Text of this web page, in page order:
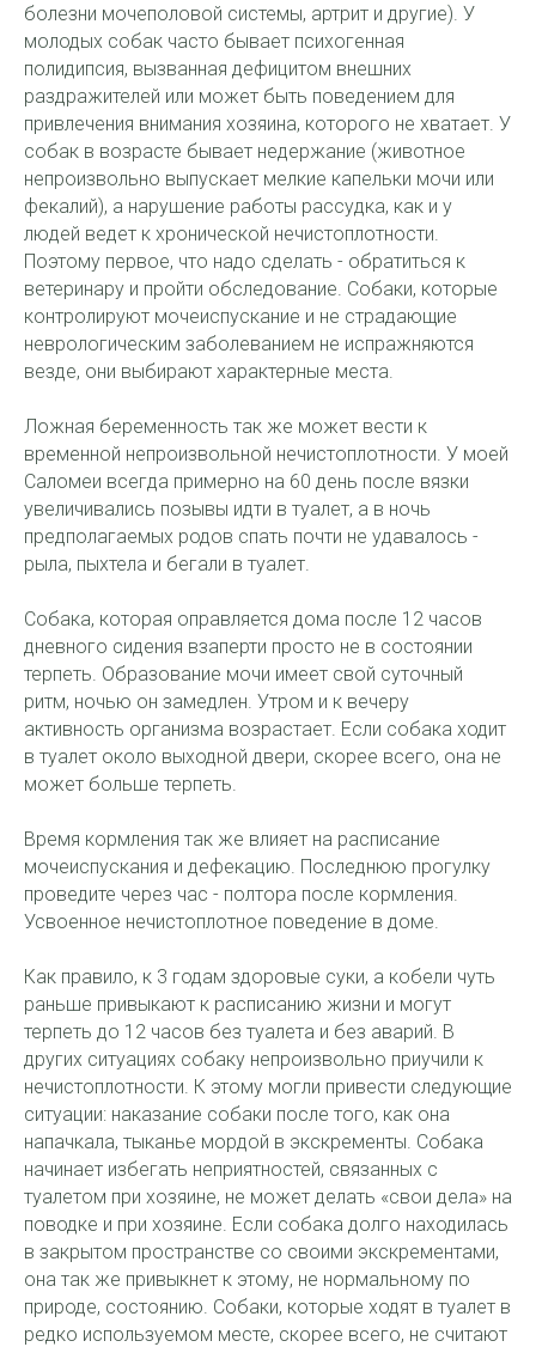
болезни мочеполовой системы, артрит и другие). У
молодых собак часто бывает психогенная
полидипсия, вызванная дефицитом внешних
раздражителей или может быть поведением для
привлечения внимания хозяина, которого не хватает. У
собак в возрасте бывает недержание (животное
непроизвольно выпускает мелкие капельки мочи или
фекалий), а нарушение работы рассудка, как и у
людей ведет к хронической нечистоплотности.
Поэтому первое, что надо сделать - обратиться к
ветеринару и пройти обследование. Собаки, которые
контролируют мочеиспускание и не страдающие
неврологическим заболеванием не испражняются
везде, они выбирают характерные места.
Ложная беременность так же может вести к
временной непроизвольной нечистоплотности. У моей
Саломеи всегда примерно на 60 день после вязки
увеличивались позывы идти в туалет, а в ночь
предполагаемых родов спать почти не удавалось -
рыла, пыхтела и бегали в туалет.
Собака, которая оправляется дома после 12 часов
дневного сидения взаперти просто не в состоянии
терпеть. Образование мочи имеет свой суточный
ритм, ночью он замедлен. Утром и к вечеру
активность организма возрастает. Если собака ходит
в туалет около выходной двери, скорее всего, она не
может больше терпеть.
Время кормления так же влияет на расписание
мочеиспускания и дефекацию. Последнюю прогулку
проведите через час - полтора после кормления.
Усвоенное нечистоплотное поведение в доме.
Как правило, к 3 годам здоровые суки, а кобели чуть
раньше привыкают к расписанию жизни и могут
терпеть до 12 часов без туалета и без аварий. В
других ситуациях собаку непроизвольно приучили к
нечистоплотности. К этому могли привести следующие
ситуации: наказание собаки после того, как она
напачкала, тыканье мордой в экскременты. Собака
начинает избегать неприятностей, связанных с
туалетом при хозяине, не может делать «свои дела» на
поводке и при хозяине. Если собака долго находилась
в закрытом пространстве со своими экскрементами,
она так же привыкнет к этому, не нормальному по
природе, состоянию. Собаки, которые ходят в туалет в
редко используемом месте, скорее всего, не считают